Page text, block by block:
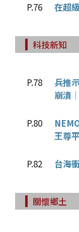
P.76 在超
科技新知
P.78
兵推
崩潰
P.80
王尊平
P.82 台海
關懷鄉土